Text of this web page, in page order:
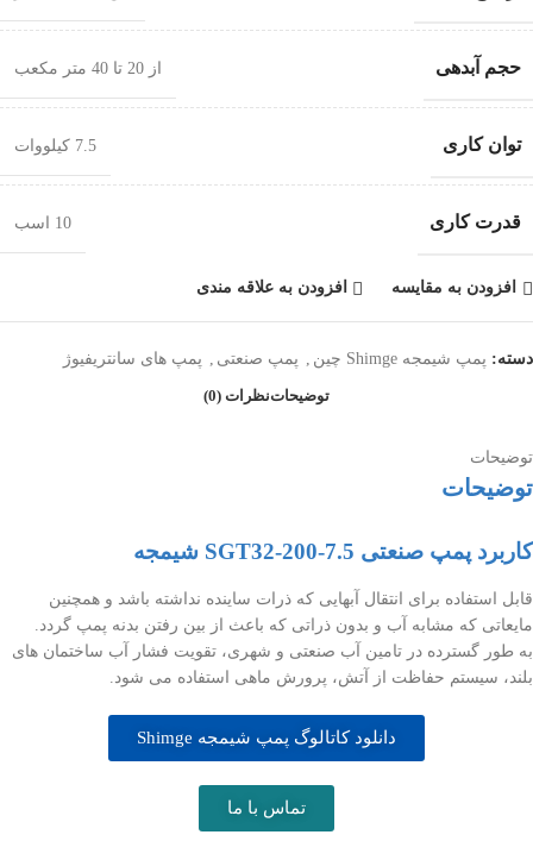
حجم آبدهی از 20 تا 40 متر مکعب
توان کاری 7.5 کیلووات
قدرت کاری 10 اسب
افزودن به مقایسه افزودن به علاقه مندی
دسته: پمپ شیمجه Shimge چین پمپ صنعتی پمپ های سانتریفیوژ
توضیحاتنظرات (0)
توضیحات
توضیحات
کاربرد پمپ صنعتی SGT32-200-7.5 شیمجه
قابل استفاده برای انتقال آبهایی که ذرات ساینده نداشته باشد و همچنین
مایعاتی که مشابه آب و بدون ذراتی که باعث از بین رفتن بدنه پمپ گردد.
به طور گسترده در تامین آب صنعتی و شهری، تقویت فشار آب ساختمان های
بلند، سیستم حفاظت از آتش، پرورش ماهی استفاده می شود.
دانلود کاتالوگ پمپ شیمجه Shimge
تماس با ما